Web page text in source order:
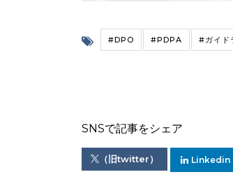
#DPO #PDPA #ガイド
SNSで記事をシェア
（旧twitter） Linkedin